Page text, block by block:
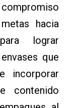
hacia
para lograr
que
incorporar
contenido